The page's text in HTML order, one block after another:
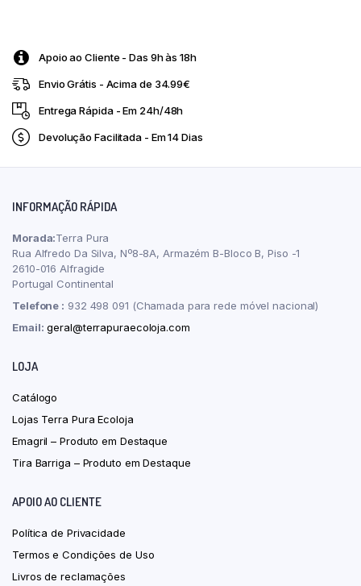
quantity
Apoio ao Cliente - Das 9h às 18h
Envio Grátis - Acima de 34.99€
Entrega Rápida - Em 24h/48h
Devolução Facilitada - Em 14 Dias
INFORMAÇÃO RÁPIDA
Morada:Terra Pura
Rua Alfredo Da Silva, Nº8-8A, Armazém B-Bloco B, Piso -1
2610-016 Alfragide
Portugal Continental
Telefone : 932 498 091 (Chamada para rede móvel nacional)
Email: geral@terrapuraecoloja.com
LOJA
Catálogo
Lojas Terra Pura Ecoloja
Emagril – Produto em Destaque
Tira Barriga – Produto em Destaque
APOIO AO CLIENTE
Política de Privacidade
Termos e Condições de Uso
Livros de reclamações